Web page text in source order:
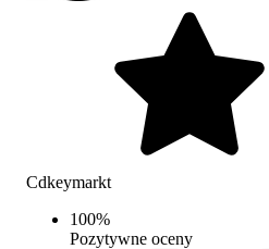
Cdkeymarkt
100%
Pozytywne oceny